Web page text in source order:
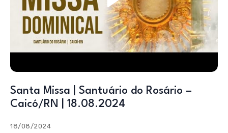
Santa Missa | Santuário do Rosário –
Caicó/RN | 18.08.2024
18/08/2024